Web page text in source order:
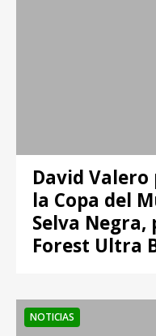
David
la Copa del
Selva
Forest Ultra
NOTICIAS